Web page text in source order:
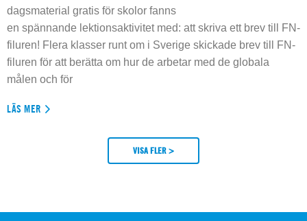
dagsmaterial gratis för skolor fanns
en spännande lektionsaktivitet med: att skriva ett brev till FN-
filuren! Flera klasser runt om i Sverige skickade brev till FN-
filuren för att berätta om hur de arbetar med de globala
målen och för
LÄS MER
VISA FLER >